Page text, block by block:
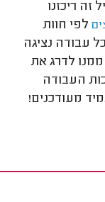
זה ריכזנו
לפי חוות
עבודה נציגה
לדרג את
העבודה
מעודכנים!